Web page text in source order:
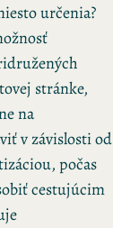
určenia?
stránke,
na
v závislosti od
počas
cestujúcim